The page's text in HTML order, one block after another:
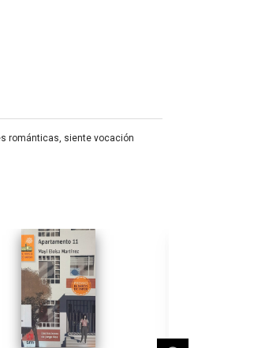
románticas, siente vocación